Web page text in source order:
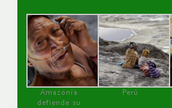
Amazonía
defiende su
Perú